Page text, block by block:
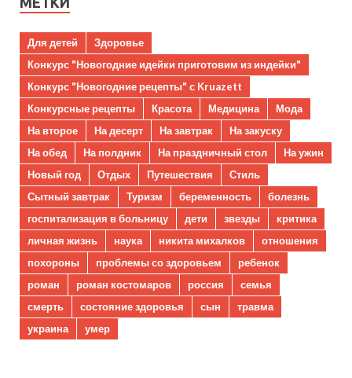
Для детей
Здоровье
Конкурс "Новогодние идейки приготовим из индейки"
Конкурс "Новогодние рецепты" с Kruazett
Конкурсные рецепты
Красота Медицина
Мода
На второе
На десерт На завтрак
На закуску
На обед
На полдник На праздничный стол
На ужин
Новый год
Отдых Путешествия
Стиль
Сытный завтрак
Туризм беременность
болезнь
госпитализация в больницу
дети звезды
критика
личная жизнь
наука никита михалков
отношения
похороны
проблемы со здоровьем
ребенок
роман
роман костомаров россия
семья
смерть
состояние здоровья сын
травма
украина
умер